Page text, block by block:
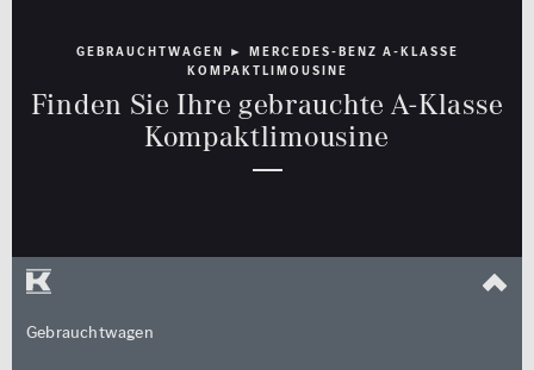
Cabrio / Roadster
Schiebedach
Sitzheizung
MBUX
LED Licht
Sonstige
GEBRAUCHTWAGEN ► MERCEDES-BENZ A-KLASSE
KOMPAKTLIMOUSINE
Finden Sie Ihre gebrauchte A-Klasse
Kompaktlimousine
Gebrauchtwagen